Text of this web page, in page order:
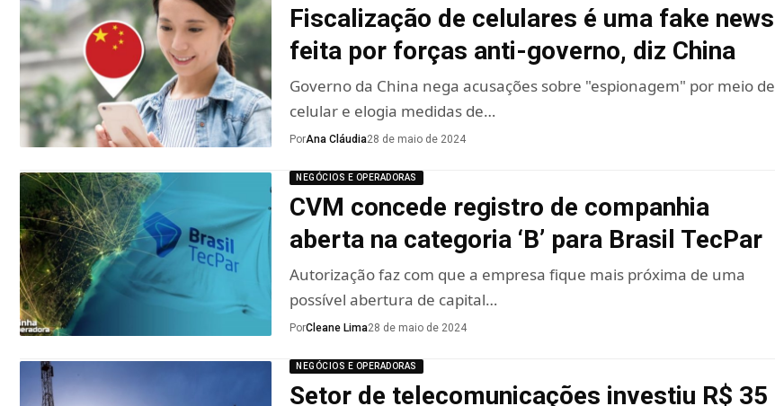
Fiscalização de celulares é uma fake news
feita por forças anti-governo, diz China
Governo da China nega acusações sobre "espionagem" por meio de
celular e elogia medidas de…
PorAna Cláudia28 de maio de 2024
NEGÓCIOS E OPERADORAS
CVM concede registro de companhia
aberta na categoria ‘B’ para Brasil TecPar
Autorização faz com que a empresa fique mais próxima de uma
possível abertura de capital…
PorCleane Lima28 de maio de 2024
NEGÓCIOS E OPERADORAS
Setor de telecomunicações investiu R$ 35